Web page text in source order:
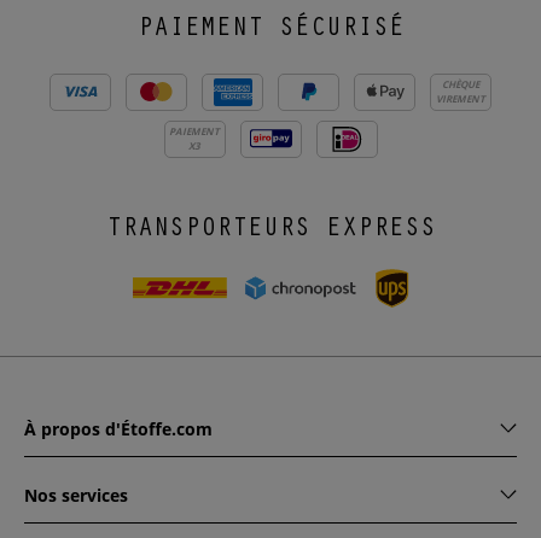
PAIEMENT SÉCURISÉ
CHÈQUE
VIREMENT
PAIEMENT
X3
TRANSPORTEURS EXPRESS
À propos d'Étoffe.com
Nos services